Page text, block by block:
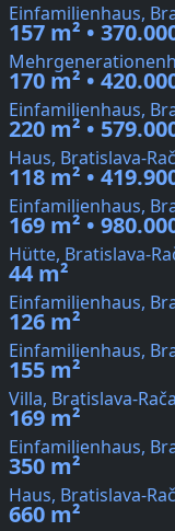
Einfamilienhaus,
157 m² •
170 m² •
Einfamilienhaus,
220 m² •
Haus, Bratislava-
118 m² •
Einfamilienhaus,
169 m² •
Hütte, Bratislava-
44 m²
Einfamilienhaus,
126 m²
Einfamilienhaus,
155 m²
Villa, Bratislava-
169 m²
Einfamilienhaus,
350 m²
Haus, Bratislava-
660 m²